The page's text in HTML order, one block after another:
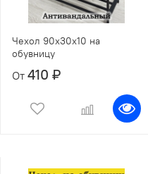
Чехол 90х30х10 на
обувницу
От 410 ₽